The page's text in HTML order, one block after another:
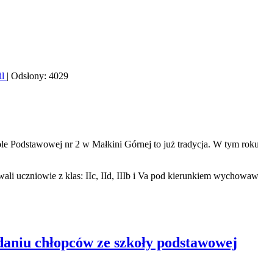
| Odsłony: 4029
Podstawowej nr 2 w Małkini Górnej to już tradycja. W tym
uczniowie z klas: IIc, IId, IIIb i Va pod kierunkiem
chłopców ze szkoły podstawowej